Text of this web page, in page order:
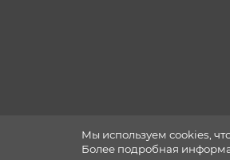
Мы используем cookies,
Более подробная